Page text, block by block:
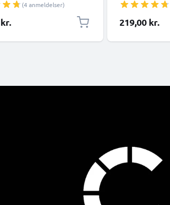
(4 anmeldelser)
kamera
219,00 kr.